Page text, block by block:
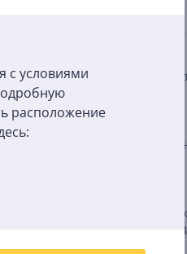
с условиями
расположение
или отсутствующий
высокую скорость
подключение для
адаптироваться к